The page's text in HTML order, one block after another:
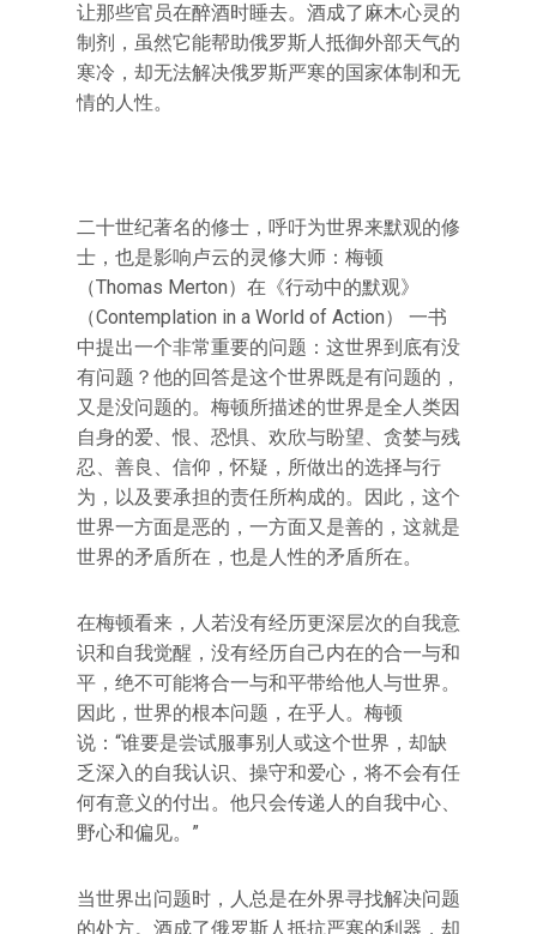
让那些官员在醉酒时睡去。酒成了麻木心灵的
制剂，虽然它能帮助俄罗斯人抵御外部天气的
寒冷，却无法解决俄罗斯严寒的国家体制和无
情的人性。
二十世纪著名的修士，呼吁为世界来默观的修
士，也是影响卢云的灵修大师：梅顿
（Thomas Merton）在《行动中的默观》
（Contemplation in a World of Action） 一书
中提出一个非常重要的问题：这世界到底有没
有问题？他的回答是这个世界既是有问题的，
又是没问题的。梅顿所描述的世界是全人类因
自身的爱、恨、恐惧、欢欣与盼望、贪婪与残
忍、善良、信仰，怀疑，所做出的选择与行
为，以及要承担的责任所构成的。因此，这个
世界一方面是恶的，一方面又是善的，这就是
世界的矛盾所在，也是人性的矛盾所在。
在梅顿看来，人若没有经历更深层次的自我意
识和自我觉醒，没有经历自己内在的合一与和
平，绝不可能将合一与和平带给他人与世界。
因此，世界的根本问题，在乎人。梅顿
说：“谁要是尝试服事别人或这个世界，却缺
乏深入的自我认识、操守和爱心，将不会有任
何有意义的付出。他只会传递人的自我中心、
野心和偏见。”
当世界出问题时，人总是在外界寻找解决问题
的处方。酒成了俄罗斯人抵抗严寒的利器，却